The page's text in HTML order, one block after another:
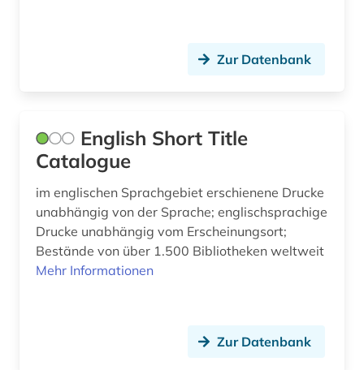
geisteswissenschaften (8)
genf (1)
geographie (2)
Zur Datenbank
English Short Title
Catalogue
im englischen Sprachgebiet erschienene Drucke
unabhängig von der Sprache; englischsprachige
Drucke unabhängig vom Erscheinungsort;
Bestände von über 1.500 Bibliotheken weltweit
Mehr Informationen
Zur Datenbank